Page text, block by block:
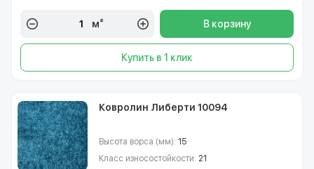
м² В корзину
Купить в 1 клик
Ковролин Либерти 10094
Высота ворса (мм): 15
Класс износостойкости: 21